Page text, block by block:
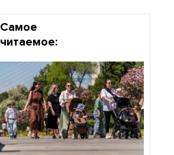
Самое
читаемое: